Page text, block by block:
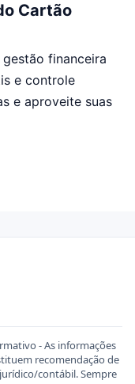
Cartão
financeira
e controle
e aproveite suas
- As informações
recomendação de
contábil. Sempre